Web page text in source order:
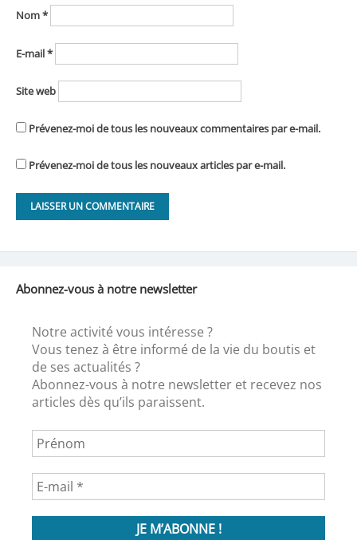
Nom*
E-mail*
Site web
Prévenez-moi de tous les nouveaux commentaires par e-mail.
Prévenez-moi de tous les nouveaux articles par e-mail.
Abonnez-vous à notre newsletter
Notre activité vous intéresse ?
Vous tenez à être informé de la vie du boutis et
de ses actualités ?
Abonnez-vous à notre newsletter et recevez nos
articles dès qu’ils paraissent.